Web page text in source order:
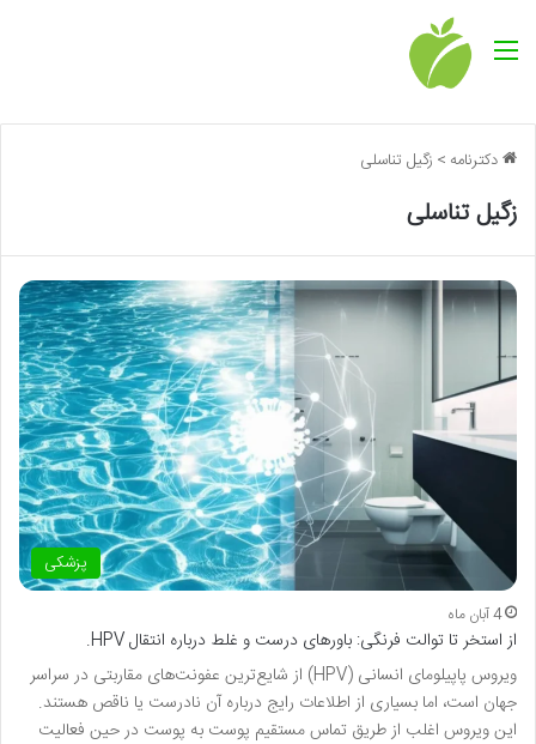
منو
دکترنامه > زگیل تناسلی
زگیل تناسلی
پزشکی
4 آبان ماه
از استخر تا توالت فرنگی: باورهای درست و غلط درباره انتقال HPV.
ویروس پاپیلومای انسانی (HPV) از شایع‌ترین عفونت‌های مقاربتی در سراسر
جهان است، اما بسیاری از اطلاعات رایج درباره آن نادرست یا ناقص هستند.
این ویروس اغلب از طریق تماس مستقیم پوست به پوست در حین فعالیت